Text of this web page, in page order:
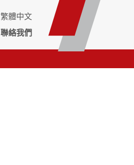
繁體中文
聯絡我們